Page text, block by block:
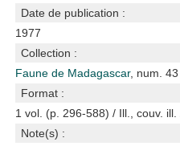
Date de publication :
1977
Collection :
Faune de Madagascar, num.
Format :
1 vol. (p. 296-588) / Ill., couv. ill.
Note(s) :